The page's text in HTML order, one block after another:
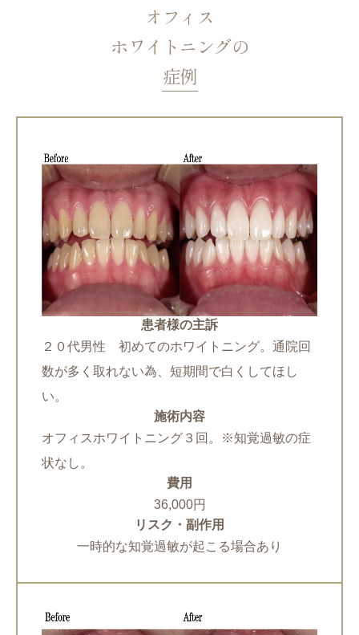
オフィス
ホワイトニングの
症例
患者様の主訴
２０代男性 初めてのホワイトニング。通院回
数が多く取れない為、短期間で白くしてほし
い。
施術内容
オフィスホワイトニング３回。※知覚過敏の症
状なし。
費用
36,000円
リスク・副作用
一時的な知覚過敏が起こる場合あり